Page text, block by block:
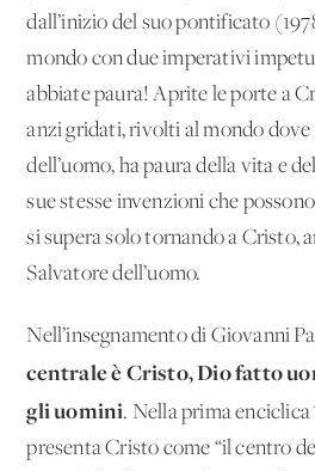
dall’inizio del suo pontificato
mondo con due imperativi
abbiate paura! Aprite le porte a
anzi gridati, rivolti al mondo dove
dell’uomo, ha paura della vita e
sue stesse invenzioni che
si supera solo tornando a Cristo,
Salvatore dell’uomo.
Nell’insegnamento di Giovanni
centrale è Cristo, Dio fatto
gli uomini. Nella prima
presenta Cristo come “il centro